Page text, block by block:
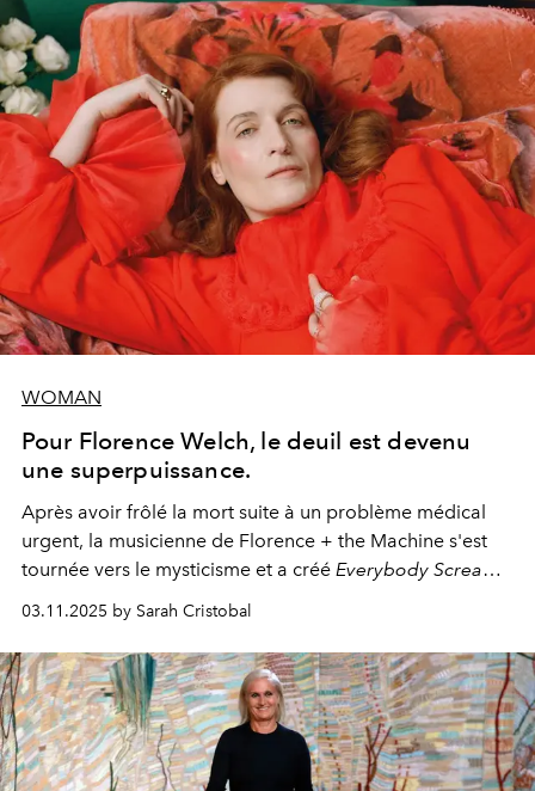
WOMAN
Pour Florence Welch, le deuil est devenu
une superpuissance.
Après avoir frôlé la mort suite à un problème médical
urgent, la musicienne de Florence + the Machine s'est
tournée vers le mysticisme et a créé Everybody Scream
03.11.2025 by Sarah Cristobal